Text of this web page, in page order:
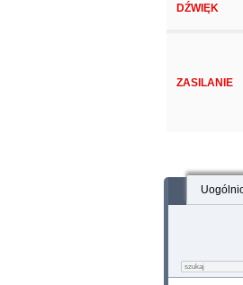
DŹWIĘK
ZASILANIE